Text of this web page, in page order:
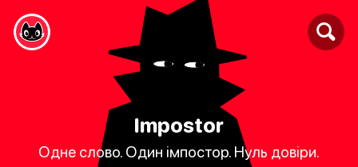
Impostor
Одне слово. Один імпостор. Нуль довіри.